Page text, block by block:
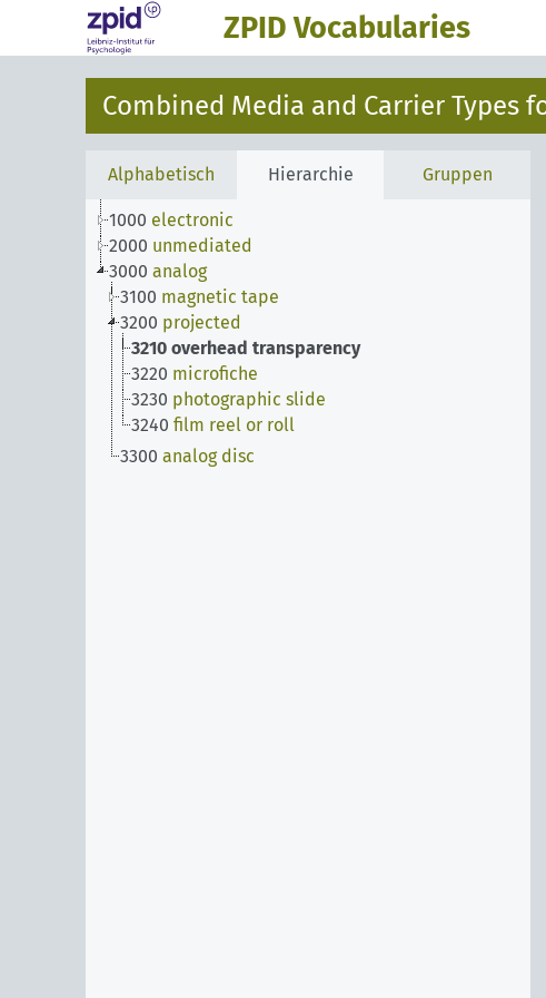
ZPID Vocabularies
Combined Media and Carrier Types
Alphabetisch Hierarchie Gruppen
1000 electronic
2000 unmediated
3000 analog
3100 magnetic tape
3200 projected
3210 overhead transparency
3220 microfiche
3230 photographic slide
3240 film reel or roll
3300 analog disc